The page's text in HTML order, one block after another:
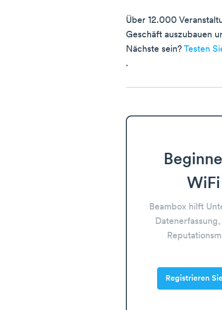
Über 12.000
Geschäft auszubauen
Nächste sein?Testen
.
Beambox hilft
Registrieren